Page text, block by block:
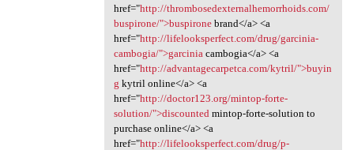
href="http://thrombosedexternalhemorrhoids.com/
buspirone/">buspironebrand</a> <a
href="http://lifelooksperfect.com/drug/garcinia-
cambogia/">garcinia cambogia</a> <a
href="http://advantagecarpetca.com/kytril/">buyin
g kytril online</a> <a
href="http://doctor123.org/mintop-forte-
solution/">discounted mintop-forte-solution to
purchase online</a> <a
href="http://lifelooksperfect.com/drug/p-